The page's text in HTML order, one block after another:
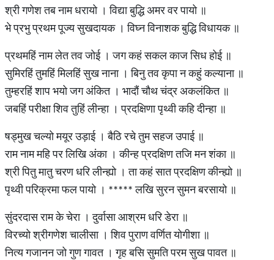
श्री गणेश तब नाम धरायो । विद्या बुद्धि अमर वर पायो ॥
भे प्रभु प्रथम पूज्य सुखदायक । विघ्न विनाशक बुद्धि विधायक ॥
प्रथमहिं नाम लेत तव जोई । जग कहं सकल काज सिध होई ॥
सुमिरहिं तुमहिं मिलहिं सुख नाना । बिनु तव कृपा न कहुं कल्याना ॥
तुम्हरहिं शाप भयो जग अंकित । भादौं चौथ चंद्र अकलंकित ॥
जबहिं परीक्षा शिव तुहिं लीन्हा । प्रदक्षिणा पृथ्वी कहि दीन्हा ॥
षड्मुख चल्यो मयूर उड़ाई । बैठि रचे तुम सहज उपाई ॥
राम नाम महि पर लिखि अंका । कीन्ह प्रदक्षिण तजि मन शंका ॥
श्री पितु मातु चरण धरि लीन्ह्यो । ता कहं सात प्रदक्षिण कीन्ह्यो ॥
पृथ्वी परिक्रमा फल पायो । ***** लखि सुरन सुमन बरसायो ॥
सुंदरदास राम के चेरा । दुर्वासा आश्रम धरि डेरा ॥
विरच्यो श्रीगणेश चालीसा । शिव पुराण वर्णित योगीशा ॥
नित्य गजानन जो गुण गावत । गृह बसि सुमति परम सुख पावत ॥